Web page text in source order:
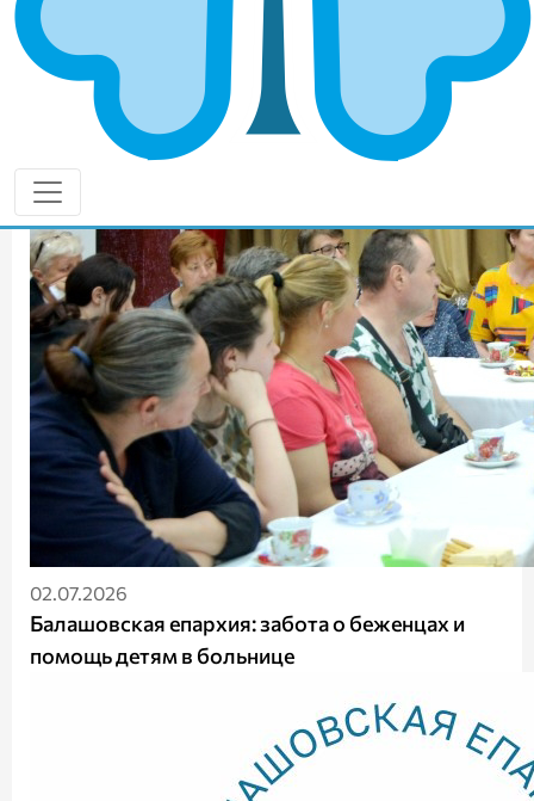
02.07.2026
Балашовская епархия: забота о беженцах и
помощь детям в больнице